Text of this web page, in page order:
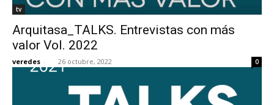
tv
Arquitasa_TALKS. Entrevistas con más
valor Vol. 2022
veredes - 26 octubre, 2022 0